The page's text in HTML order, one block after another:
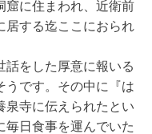
窟に住まわれ、近衛前
居する迄ここにおられ
話をした厚意に報いる
うです。その中に『は
泉寺に伝えられたとい
毎日食事を運んでいた